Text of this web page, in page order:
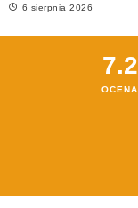
6 sierpnia 2026
7.2
OCENA